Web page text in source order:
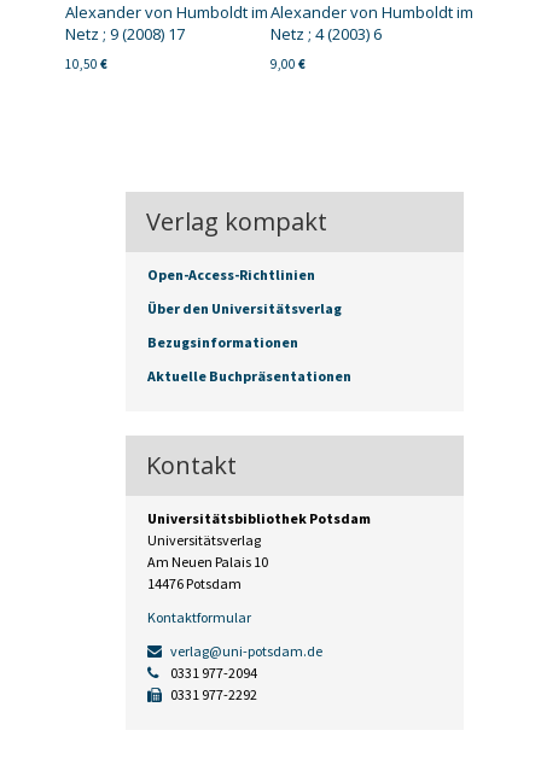
Alexander von Humboldt im
Netz ; 9 (2008) 17
10,50 €
Alexander von Humboldt im
Netz ; 4 (2003) 6
9,00 €
Verlag kompakt
Open-Access-Richtlinien
Über den Universitätsverlag
Bezugsinformationen
Aktuelle Buchpräsentationen
Kontakt
Universitätsbibliothek Potsdam
Universitätsverlag
Am Neuen Palais 10
14476 Potsdam
Kontaktformular
verlag@uni-potsdam.de
0331 977-2094
0331 977-2292